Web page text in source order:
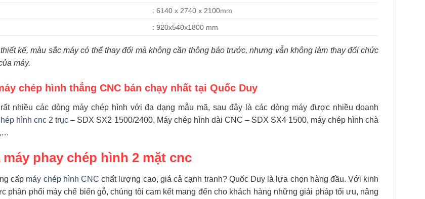
: 6140 x 2740 x 2100mm
: 920x540x1800 mm
kế, màu sắc máy có thể thay đổi mà không cần thông báo trước, nhưng vẫn không làm thay đổi chức
máy.
chép hình thẳng CNC bán chạy nhất tại Quốc Duy
nhiều các dòng máy chép hình với đa dạng mẫu mã, sau đây là các dòng máy được nhiều doanh
hình cnc 2 trục – SDX SX2 1500/2400, Máy chép hình dài CNC – SDX SX4 1500, máy chép hình chà
phay chép hình 2 mặt cnc
cấp máy chép hình CNC chất lượng cao, giá cả cạnh tranh? Quốc Duy là lựa chọn hàng đầu. Với kinh
phân phối máy chế biến gỗ, chúng tôi cam kết mang đến cho khách hàng những giải pháp tối ưu, nâng